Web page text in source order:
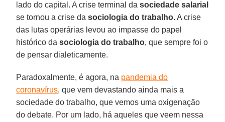
lado do capital. A crise terminal dasociedade salarial
se tornou a crise dasociologia do trabalho. A crise
das lutas operárias levou ao impasse do papel
histórico dasociologia do trabalho, que sempre foi o
de pensar dialeticamente.
Paradoxalmente, é agora, na pandemia do
coronavírus, que vem devastando ainda mais a
sociedade do trabalho, que vemos uma oxigenação
do debate. Por um lado, há aqueles que veem nessa